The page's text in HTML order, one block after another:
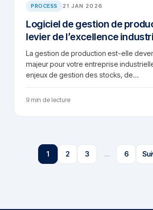
PROCESS 21 JAN 2026
Logiciel de gestion de
levier de l’excellence
La gestion de production est-elle
majeur pour votre entreprise
enjeux de gestion des stocks, de…
9 min de lecture
1 2 3 … 6